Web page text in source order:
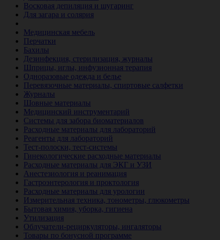
Восковая депиляция и шугаринг
Для загара и солярия
Медицинская мебель
Перчатки
Бахилы
Дезинфекция, стерилизация, журналы
Шприцы, иглы, инфузионная терапия
Одноразовые одежда и белье
Перевязочные материалы, спиртовые салфетки
Журналы
Шовные материалы
Медицинский инструментарий
Системы для забора биоматериалов
Расходные материалы для лабораторий
Реагенты для лабораторий
Тест-полоски, тест-системы
Гинекологические расходные материалы
Расходные материалы для ЭКГ и УЗИ
Анестезиология и реанимация
Гастроэнтерология и проктология
Расходные материалы для урологии
Измерительная техника, тонометры, глюкометры
Бытовая химия, уборка, гигиена
Утилизация
Облучатели-рециркуляторы, ингаляторы
Товары по бонусной программе